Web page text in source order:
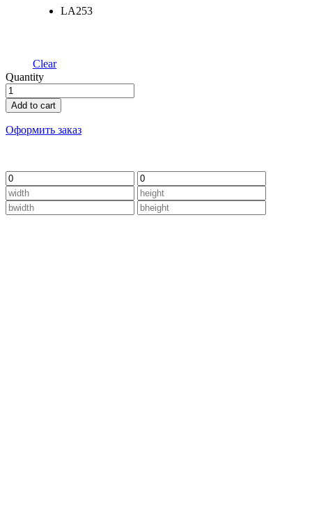
LA253
Clear
Quantity
Seaborn
quantity
Add to cart
Оформить заказ